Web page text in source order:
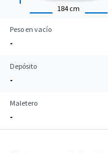
184 cm
Peso en vacío
-
Depósito
-
Maletero
-